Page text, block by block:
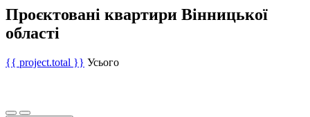
Проєктовані квартири Вінницької
області
{{ project.total }} Усього